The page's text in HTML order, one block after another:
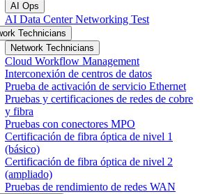
AI Ops
AI Data Center Networking Test
Technicians
Network Technicians
Cloud Workflow Management
Interconexión de centros de datos
Prueba de activación de servicio Ethernet
Pruebas y certificaciones de redes de cobre
y fibra
Pruebas con conectores MPO
Certificación de fibra óptica de nivel 1
(básico)
Certificación de fibra óptica de nivel 2
(ampliado)
Pruebas de rendimiento de redes WAN